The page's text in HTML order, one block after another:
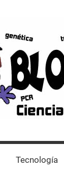
Tecnología